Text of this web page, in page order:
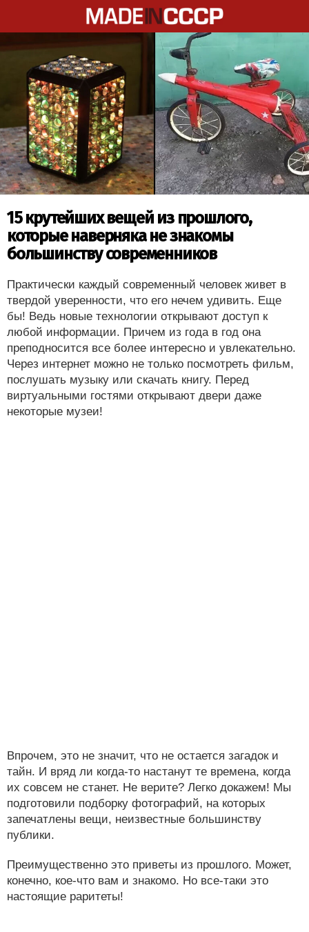
15 крутейших вещей из прошлого,
которые наверняка не знакомы
большинству современников
Практически каждый современный человек живет в
твердой уверенности, что его нечем удивить. Еще
бы! Ведь новые технологии открывают доступ к
любой информации. Причем из года в год она
преподносится все более интересно и увлекательно.
Через интернет можно не только посмотреть фильм,
послушать музыку или скачать книгу. Перед
виртуальными гостями открывают двери даже
некоторые музеи!
Впрочем, это не значит, что не остается загадок и
тайн. И вряд ли когда-то настанут те времена, когда
их совсем не станет. Не верите? Легко докажем! Мы
подготовили подборку фотографий, на которых
запечатлены вещи, неизвестные большинству
публики.
Преимущественно это приветы из прошлого. Может,
конечно, кое-что вам и знакомо. Но все-таки это
настоящие раритеты!